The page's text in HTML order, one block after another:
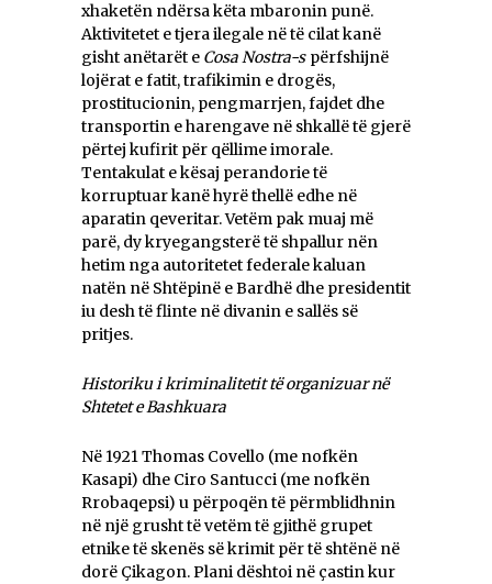
xhaketën ndërsa këta mbaronin punë.
Aktivitetet e tjera ilegale në të cilat kanë
gisht anëtarët e Cosa Nostra-s përfshijnë
lojërat e fatit, trafikimin e drogës,
prostitucionin, pengmarrjen, fajdet dhe
transportin e harengave në shkallë të gjerë
përtej kufirit për qëllime imorale.
Tentakulat e kësaj perandorie të
korruptuar kanë hyrë thellë edhe në
aparatin qeveritar. Vetëm pak muaj më
parë, dy kryegangsterë të shpallur nën
hetim nga autoritetet federale kaluan
natën në Shtëpinë e Bardhë dhe presidentit
iu desh të flinte në divanin e sallës së
pritjes.
Historiku i kriminalitetit të organizuar në
Shtetet e Bashkuara
Në 1921 Thomas Covello (me nofkën
Kasapi) dhe Ciro Santucci (me nofkën
Rrobaqepsi) u përpoqën të përmblidhnin
në një grusht të vetëm të gjithë grupet
etnike të skenës së krimit për të shtënë në
dorë Çikagon. Plani dështoi në çastin kur